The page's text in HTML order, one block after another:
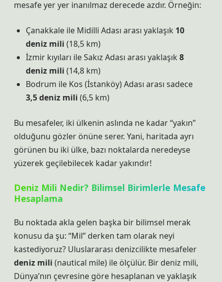
mesafe yer yer inanılmaz derecede azdır. Örneğin:
Çanakkale ile Midilli Adası arası yaklaşık 10
deniz mili (18,5 km)
İzmir kıyıları ile Sakız Adası arası yaklaşık 8
deniz mili (14,8 km)
Bodrum ile Kos (İstanköy) Adası arası sadece
3,5 deniz mili (6,5 km)
Bu mesafeler, iki ülkenin aslında ne kadar “yakın”
olduğunu gözler önüne serer. Yani, haritada ayrı
görünen bu iki ülke, bazı noktalarda neredeyse
yüzerek geçilebilecek kadar yakındır!
Deniz Mili Nedir? Bilimsel Birimlerle Mesafe
Hesaplama
Bu noktada akla gelen başka bir bilimsel merak
konusu da şu: “Mil” derken tam olarak neyi
kastediyoruz? Uluslararası denizcilikte mesafeler
deniz mili (nautical mile) ile ölçülür. Bir deniz mili,
Dünya’nın çevresine göre hesaplanan ve yaklaşık